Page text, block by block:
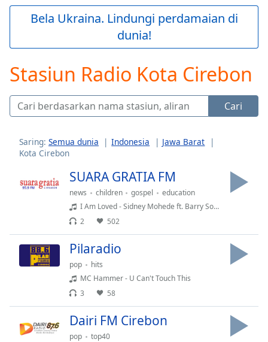
Skip
Skip
Forward
Mute
Current
Duration-:-
Stream
currently
LIVE
Remaining
Playback
Bela Ukraina. Lindungi perdamaian di
dunia!
Stasiun Radio Kota Cirebon
Cari
Saring: Semua dunia Indonesia
Jawa Barat
Kota Cirebon
SUARA GRATIA FM
news children gospel
education
I Am Loved - Sidney Mohede ft. Barry Southgate - THE RESCUE - (S)
2
502
Pilaradio
pop
hits
MC Hammer - U Can't Touch This
3
58
Dairi FM Cirebon
pop
top40